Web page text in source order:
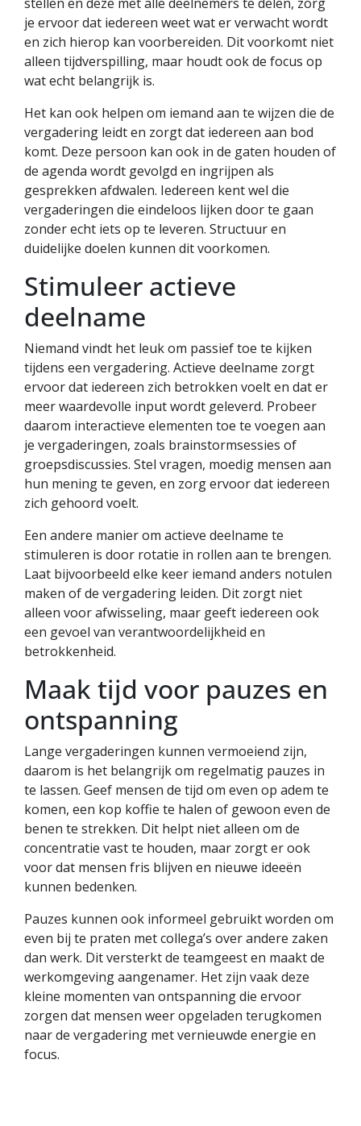
je ervoor dat iedereen weet wat er verwacht wordt
en zich hierop kan voorbereiden. Dit voorkomt niet
alleen tijdverspilling, maar houdt ook de focus op
wat echt belangrijk is.
Het kan ook helpen om iemand aan te wijzen die de
vergadering leidt en zorgt dat iedereen aan bod
komt. Deze persoon kan ook in de gaten houden of
de agenda wordt gevolgd en ingrijpen als
gesprekken afdwalen. Iedereen kent wel die
vergaderingen die eindeloos lijken door te gaan
zonder echt iets op te leveren. Structuur en
duidelijke doelen kunnen dit voorkomen.
Stimuleer actieve
deelname
Niemand vindt het leuk om passief toe te kijken
tijdens een vergadering. Actieve deelname zorgt
ervoor dat iedereen zich betrokken voelt en dat er
meer waardevolle input wordt geleverd. Probeer
daarom interactieve elementen toe te voegen aan
je vergaderingen, zoals brainstormsessies of
groepsdiscussies. Stel vragen, moedig mensen aan
hun mening te geven, en zorg ervoor dat iedereen
zich gehoord voelt.
Een andere manier om actieve deelname te
stimuleren is door rotatie in rollen aan te brengen.
Laat bijvoorbeeld elke keer iemand anders notulen
maken of de vergadering leiden. Dit zorgt niet
alleen voor afwisseling, maar geeft iedereen ook
een gevoel van verantwoordelijkheid en
betrokkenheid.
Maak tijd voor pauzes en
ontspanning
Lange vergaderingen kunnen vermoeiend zijn,
daarom is het belangrijk om regelmatig pauzes in
te lassen. Geef mensen de tijd om even op adem te
komen, een kop koffie te halen of gewoon even de
benen te strekken. Dit helpt niet alleen om de
concentratie vast te houden, maar zorgt er ook
voor dat mensen fris blijven en nieuwe ideeën
kunnen bedenken.
Pauzes kunnen ook informeel gebruikt worden om
even bij te praten met collega’s over andere zaken
dan werk. Dit versterkt de teamgeest en maakt de
werkomgeving aangenamer. Het zijn vaak deze
kleine momenten van ontspanning die ervoor
zorgen dat mensen weer opgeladen terugkomen
naar de vergadering met vernieuwde energie en
focus.